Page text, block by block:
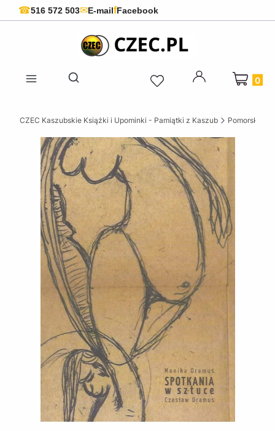
☎516 572 503✉E-mailfFacebook
Otwórz wyszukiwarkę
Produkty
CZEC Kaszubskie Książki i Upominki - Pamiątki z Kaszub Pomorskie